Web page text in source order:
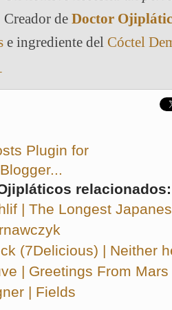
Creador de Doctor
e ingrediente del Cóctel
relacionados:
| The Longest
(7Delicious) | Neither
| Greetings From Mars
| Fields